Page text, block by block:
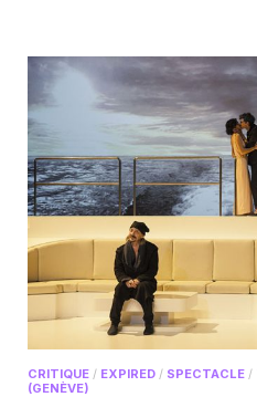
CRITIQUE / EXPIRED / SPECTACLE /
(GENÈVE)